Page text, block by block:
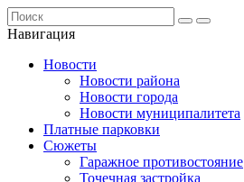
Навигация
Новости
Новости района
Новости города
Новости муниципалитета
Платные парковки
Сюжеты
Гаражное противостояние
Точечная застройка